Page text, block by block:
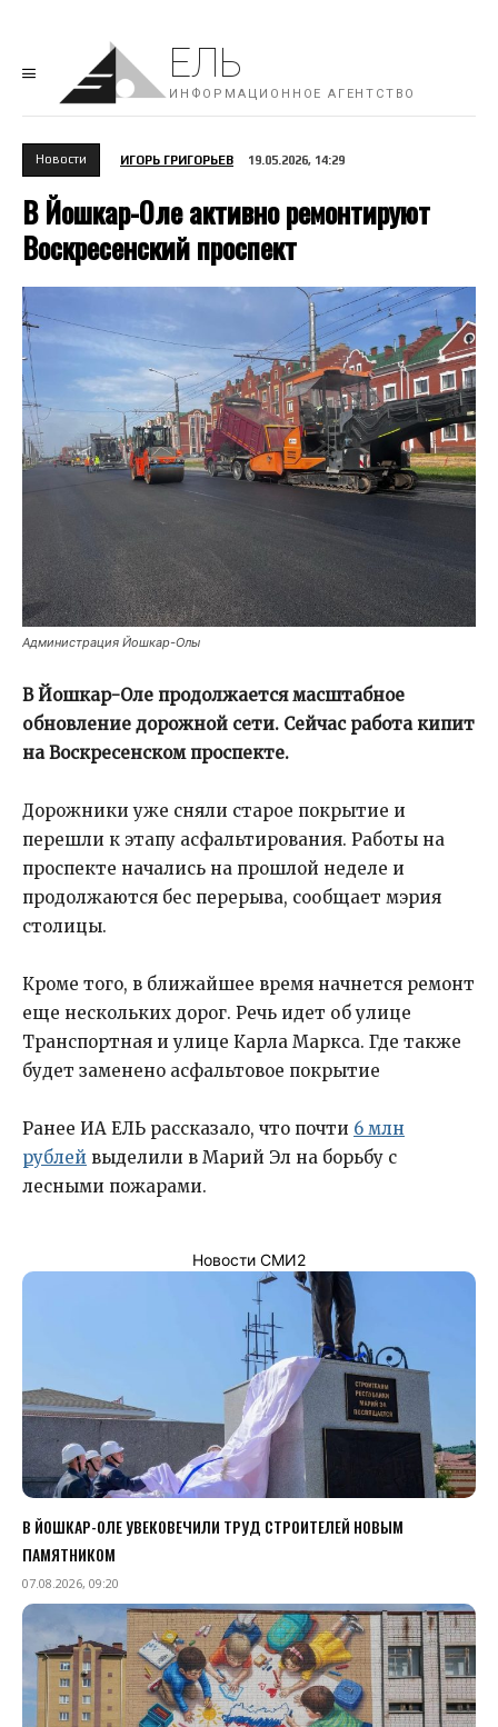
ЕЛЬ
ИНФОРМАЦИОННОЕ АГЕНТСТВО
Новости ИГОРЬ ГРИГОРЬЕВ 19.05.2026, 14:29
В Йошкар-Оле активно ремонтируют
Воскресенский проспект
Администрация Йошкар-Олы
В Йошкар-Оле продолжается масштабное
обновление дорожной сети. Сейчас работа кипит
на Воскресенском проспекте.
Дорожники уже сняли старое покрытие и
перешли к этапу асфальтирования. Работы на
проспекте начались на прошлой неделе и
продолжаются бес перерыва, сообщает мэрия
столицы.
Кроме того, в ближайшее время начнется ремонт
еще нескольких дорог. Речь идет об улице
Транспортная и улице Карла Маркса. Где также
будет заменено асфальтовое покрытие
Ранее ИА ЕЛЬ рассказало, что почти 6 млн
рублей выделили в Марий Эл на борьбу с
лесными пожарами.
Новости СМИ2
В ЙОШКАР-ОЛЕ УВЕКОВЕЧИЛИ ТРУД СТРОИТЕЛЕЙ НОВЫМ
ПАМЯТНИКОМ
07.08.2026, 09:20